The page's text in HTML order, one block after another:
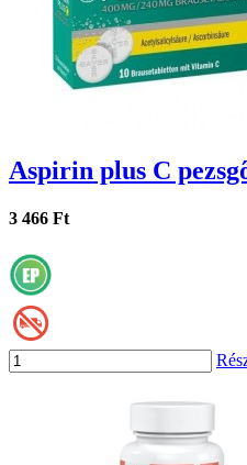
Aspirin plus C
3 466 Ft